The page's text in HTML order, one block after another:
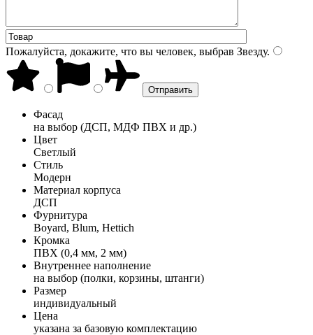
Пожалуйста, докажите, что вы человек, выбрав Звезду.
Фасад
на выбор (ДСП, МДФ ПВХ и др.)
Цвет
Светлый
Стиль
Модерн
Материал корпуса
ДСП
Фурнитура
Boyard, Blum, Hettich
Кромка
ПВХ (0,4 мм, 2 мм)
Внутреннее наполнение
на выбор (полки, корзины, штанги)
Размер
индивидуальный
Цена
указана за базовую комплектацию